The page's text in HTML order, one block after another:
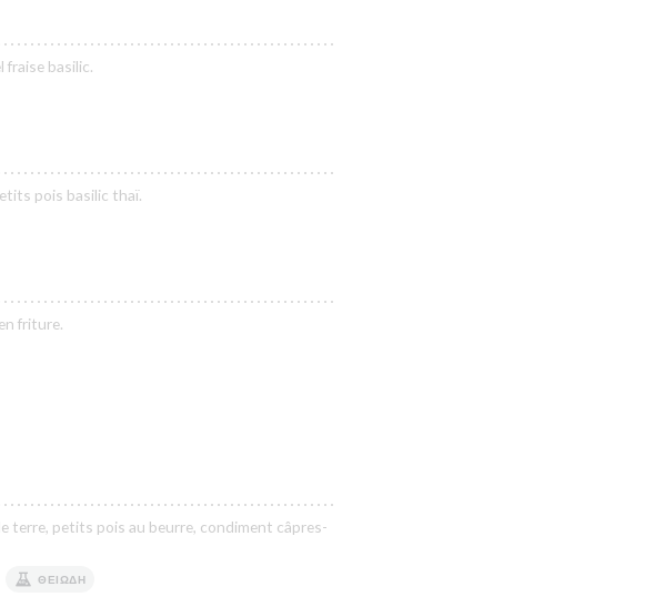
fraise basilic.
pois basilic thaï.
friture.
terre, petits pois au beurre, condiment câpres-
ΘΕΙΏΔΗ